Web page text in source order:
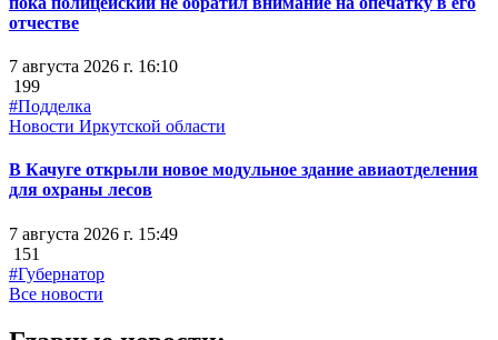
отчестве
7 августа 2026 г. 16:10
199
#Подделка
Новости Иркутской области
В Качуге открыли новое модульное здание авиаотделения
для охраны лесов
7 августа 2026 г. 15:49
151
#Губернатор
Все новости